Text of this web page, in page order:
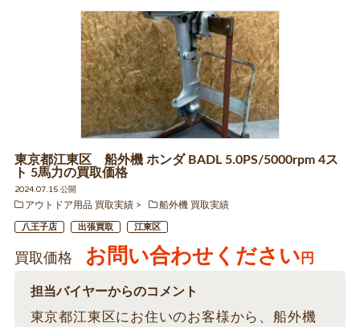
東京都江東区 船外機 ホンダ BADL 5.0PS/5000rpm 4ス
ト 5馬力の買取価格
2024.07.15 公開
アウトドア用品 買取実績
船外機 買取実績
八王子店 出張買取 江東区
買取価格 お問い合わせください 円
担当バイヤーからのコメント
東京都江東区にお住いのお客様から、船外機